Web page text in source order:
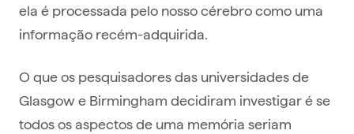
ela é processada pelo nosso cérebro como uma
informação recém-adquirida.
O que os pesquisadores das universidades de
Glasgow e Birmingham decidiram investigar é se
todos os aspectos de uma memória seriam